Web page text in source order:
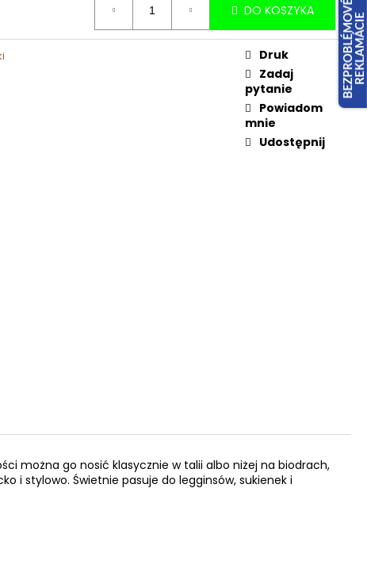
DO KOSZYKA
Druk
Zadaj
pytanie
Powiadom
mnie
Udostępnij
można go nosić klasycznie w talii albo niżej na biodrach,
i stylowo. Świetnie pasuje do legginsów, sukienek i